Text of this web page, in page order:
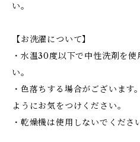
い。
【お洗濯について】
・水温30度以下で中性洗剤を
い。
・色落ちする場合がございま
ようにお気をつけください。
・乾燥機は使用しないでくださ